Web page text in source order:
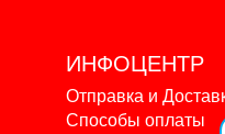
ИНФОЦЕНТР
Отправка и
Способы оплаты